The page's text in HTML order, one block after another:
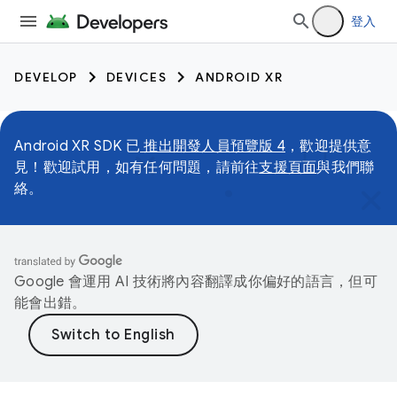
登入
DEVELOP DEVICES ANDROID XR
Android XR SDK 已 推出開發人員預覽版 4 ，歡迎提供意
見！歡迎試用，如有任何問題，請前往支援頁面與我們聯
絡。
Google 會運用 AI 技術將內容翻譯成你偏好的語言，但可
能會出錯。